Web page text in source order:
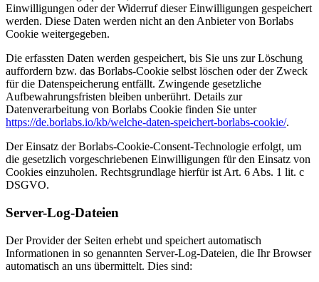
Einwilligungen oder der Widerruf dieser Einwilligungen gespeichert
werden. Diese Daten werden nicht an den Anbieter von Borlabs
Cookie weitergegeben.
Die erfassten Daten werden gespeichert, bis Sie uns zur Löschung
auffordern bzw. das Borlabs-Cookie selbst löschen oder der Zweck
für die Datenspeicherung entfällt. Zwingende gesetzliche
Aufbewahrungsfristen bleiben unberührt. Details zur
Datenverarbeitung von Borlabs Cookie finden Sie unter
https://de.borlabs.io/kb/welche-daten-speichert-borlabs-cookie/.
Der Einsatz der Borlabs-Cookie-Consent-Technologie erfolgt, um
die gesetzlich vorgeschriebenen Einwilligungen für den Einsatz von
Cookies einzuholen. Rechtsgrundlage hierfür ist Art. 6 Abs. 1 lit. c
DSGVO.
Server-Log-Dateien
Der Provider der Seiten erhebt und speichert automatisch
Informationen in so genannten Server-Log-Dateien, die Ihr Browser
automatisch an uns übermittelt. Dies sind: